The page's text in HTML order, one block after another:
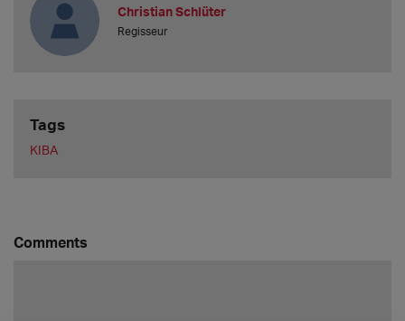
Christian Schlüter
Regisseur
Tags
KIBA
Comments